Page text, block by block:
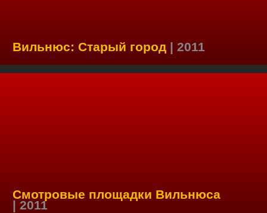
Вильнюс: Старый город | 2011
Смотровые площадки Вильнюса
| 2011